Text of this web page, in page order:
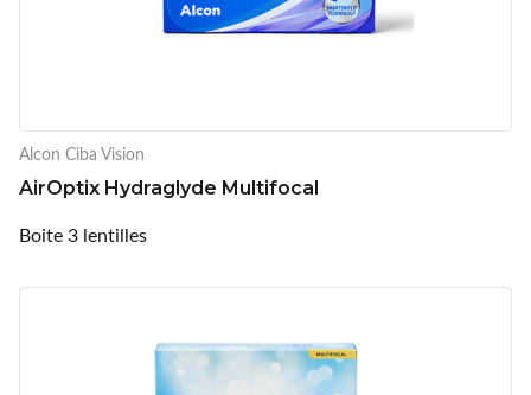
Alcon Ciba Vision
AirOptix Hydraglyde Multifocal
Boite 3 lentilles